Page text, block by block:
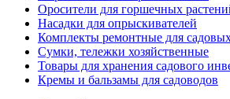
Оросители для горшечных
Насадки для опрыскивателей
Комплекты ремонтные для
Сумки, тележки хозяйственные
Товары для хранения садового
Кремы и бальзамы для садоводов